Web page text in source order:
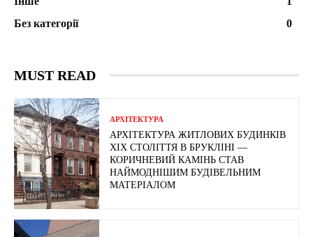
Без категорії
0
MUST READ
АРХІТЕКТУРА
АРХІТЕКТУРА ЖИТЛОВИХ БУДИНКІВ
ХІХ СТОЛІТТЯ В БРУКЛІНІ —
КОРИЧНЕВИЙ КАМІНЬ СТАВ
НАЙМОДНІШИМ БУДІВЕЛЬНИМ
МАТЕРІАЛОМ